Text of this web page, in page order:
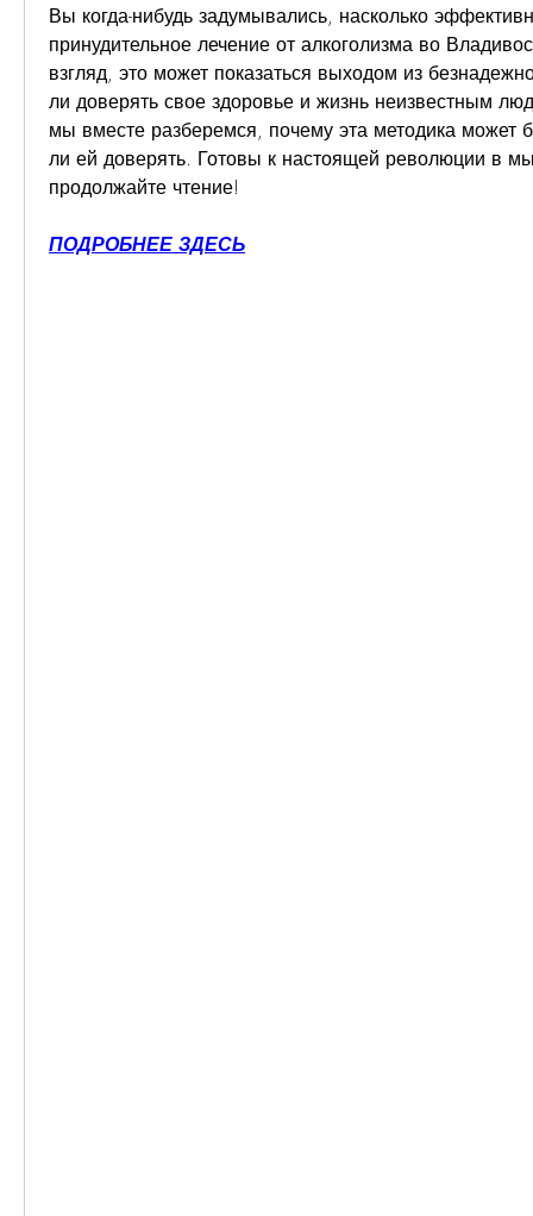
Вы когда-нибудь задумывались, насколько
принудительное лечение от алкоголизма во
взгляд, это может показаться выходом из
ли доверять свое здоровье и жизнь неизвестным
мы вместе разберемся, почему эта методика может
ли ей доверять. Готовы к настоящей революции в
продолжайте чтение!
ПОДРОБНЕЕ ЗДЕСЬ